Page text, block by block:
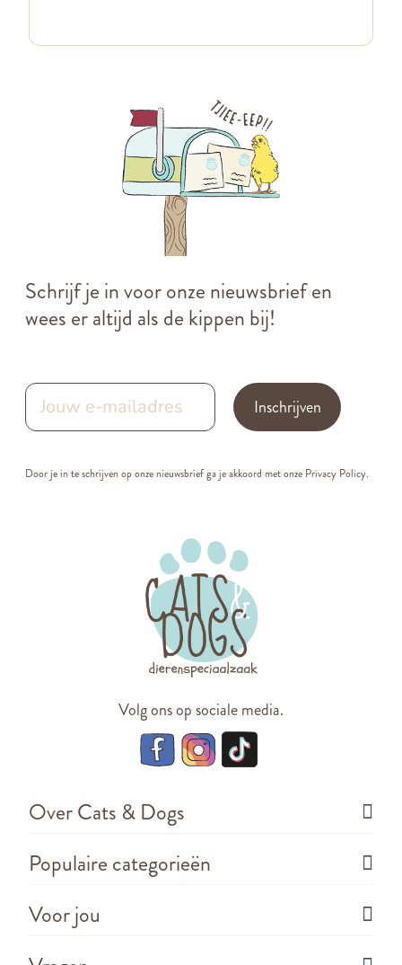
Schrijf je in voor onze nieuwsbrief en
wees er altijd als de kippen bij!
Inschrijven
Door je in te schrijven op onze nieuwsbrief ga je akkoord met onze Privacy Policy.
Volg ons op sociale media.
Over Cats & Dogs
Populaire categorieën
Voor jou